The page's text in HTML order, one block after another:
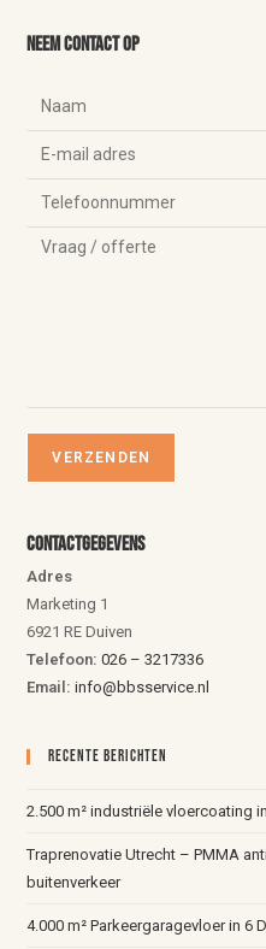
Neem contact op
Contactgegevens
Adres
Marketing 1
6921 RE Duiven
Telefoon:026 – 3217336
Email: info@bbsservice.nl
Recente Berichten
2.500 m² industriële vloercoating
Traprenovatie Utrecht – PMMA
buitenverkeer
4.000 m² Parkeergaragevloer in 6